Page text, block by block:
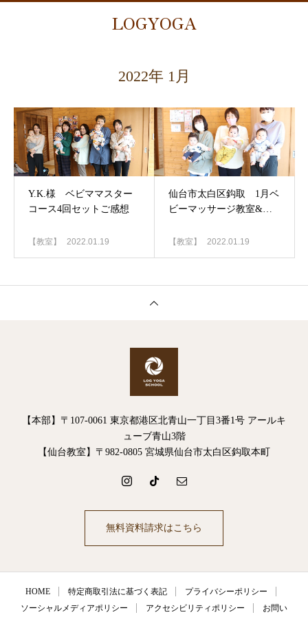
LOGYOGA
2022年 1月
Y.K.様 ベビママスター
コース4回セットご感想
【教室】 2022.01.19
仙台市太白区鈎取 1月ベ
ビーマッサージ教室&マ
【教室】 2022.01.19
【本部】〒107-0061 東京都港区北青山一丁目3番1号 アールキ
ューブ青山3階
【仙台教室】〒982-0805 宮城県仙台市太白区鈎取本町
無料資料請求はこちら
HOME 特定商取引法に基づく表記
プライバシーポリシー
ソーシャルメディアポリシー
アクセシビリティポリシー お問い